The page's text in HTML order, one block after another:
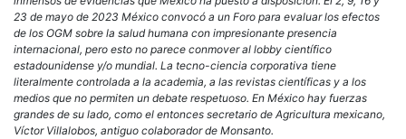
23 de mayo de 2023 México convocó a un Foro para evaluar los efectos
de los OGM sobre la salud humana con impresionante presencia
internacional, pero esto no parece conmover al lobby científico
estadounidense y/o mundial. La tecno-ciencia corporativa tiene
literalmente controlada a la academia, a las revistas científicas y a los
medios que no permiten un debate respetuoso. En México hay fuerzas
grandes de su lado, como el entonces secretario de Agricultura mexicano,
Víctor Villalobos, antiguo colaborador de Monsanto.